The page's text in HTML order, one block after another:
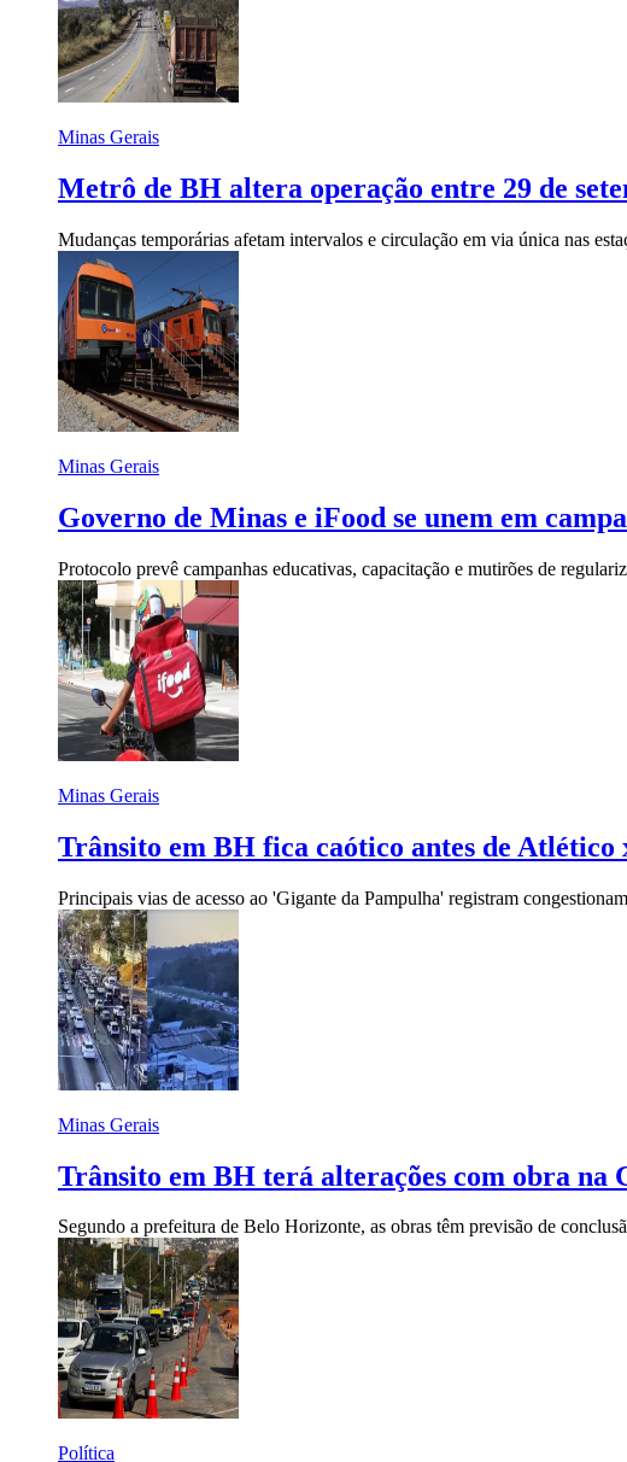
Minas Gerais
Metrô de BH altera operação entre 29 de
Mudanças temporárias afetam intervalos e circulação em via única nas
Minas Gerais
Governo de Minas e iFood se unem em
Protocolo prevê campanhas educativas, capacitação e mutirões de
Minas Gerais
Trânsito em BH fica caótico antes de
Principais vias de acesso ao 'Gigante da Pampulha' registram
Minas Gerais
Trânsito em BH terá alterações com obra na
Segundo a prefeitura de Belo Horizonte, as obras têm previsão de
Política